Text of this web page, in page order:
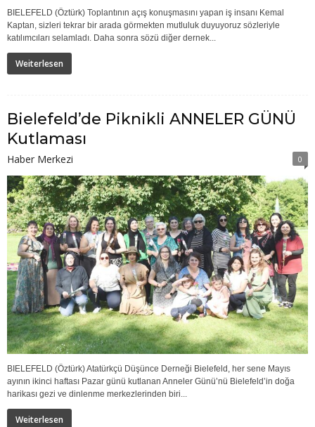
BIELEFELD (Öztürk) Toplantının açış konuşmasını yapan iş insanı Kemal
Kaptan, sizleri tekrar bir arada görmekten mutluluk duyuyoruz sözleriyle
katılımcıları selamladı. Daha sonra sözü diğer dernek...
Weiterlesen
Bielefeld’de Piknikli ANNELER GÜNÜ
Kutlaması
Haber Merkezi 0
BIELEFELD (Öztürk) Atatürkçü Düşünce Derneği Bielefeld, her sene Mayıs
ayının ikinci haftası Pazar günü kutlanan Anneler Günü’nü Bielefeld’in doğa
harikası gezi ve dinlenme merkezlerinden biri...
Weiterlesen